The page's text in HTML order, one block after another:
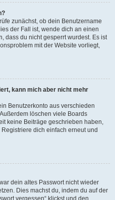
zunächst, ob dein Benutzername
der Fall ist, wende dich an einen
dass du nicht gesperrt wurdest. Es ist
mit der Website vorliegt,
kann mich aber nicht mehr
Benutzerkonto aus verschieden
löschen viele Boards
keine Beiträge geschrieben haben,
dich einfach erneut und
dein altes Passwort nicht wieder
Dies machst du, indem du auf der
vergessen“ klickst und den